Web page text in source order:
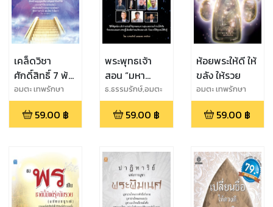
เคล็ดวิชา
ศักดิ์สิทธิ์ 7 พ้น
เวร พ้นกรรม
รวยฉับพลัน
ต้องทำอย่างไร
อมตะ เทพรักษา
59.00 ฿
พระพุทธเจ้า
สอน “มหา
เศรษฐี” รู้และ
ลงมือทำ
ธ.ธรรมรักษ์,อมตะ
เทพรักษา
59.00 ฿
ห้อยพระให้ดี ให้
ขลัง ให้รวย
อมตะ เทพรักษา
59.00 ฿